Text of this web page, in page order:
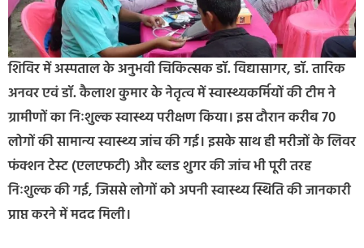
शिविर में अस्पताल के अनुभवी चिकित्सक डॉ. विद्यासागर, डॉ. तारिक
अनवर एवं डॉ. कैलाश कुमार के नेतृत्व में स्वास्थ्यकर्मियों की टीम ने
ग्रामीणों का निःशुल्क स्वास्थ्य परीक्षण किया। इस दौरान करीब 70
लोगों की सामान्य स्वास्थ्य जांच की गई। इसके साथ ही मरीजों के लिवर
फंक्शन टेस्ट (एलएफटी) और ब्लड शुगर की जांच भी पूरी तरह
निःशुल्क की गई, जिससे लोगों को अपनी स्वास्थ्य स्थिति की जानकारी
प्राप्त करने में मदद मिली।